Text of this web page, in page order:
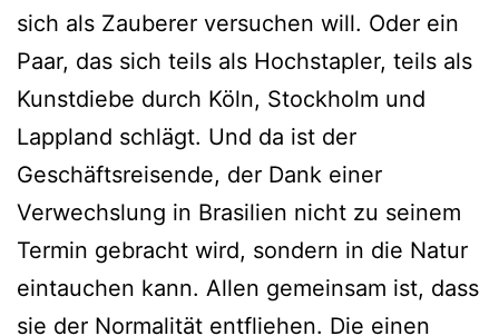
sich als Zauberer versuchen will. Oder ein
Paar, das sich teils als Hochstapler, teils als
Kunstdiebe durch Köln, Stockholm und
Lappland schlägt. Und da ist der
Geschäftsreisende, der Dank einer
Verwechslung in Brasilien nicht zu seinem
Termin gebracht wird, sondern in die Natur
eintauchen kann. Allen gemeinsam ist, dass
sie der Normalität entfliehen. Die einen